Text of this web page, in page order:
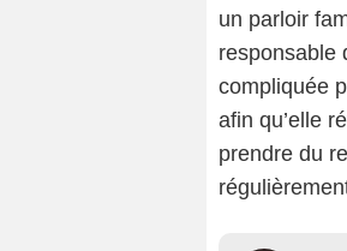
un parloir
responsable
compliquée
afin qu’elle
prendre du